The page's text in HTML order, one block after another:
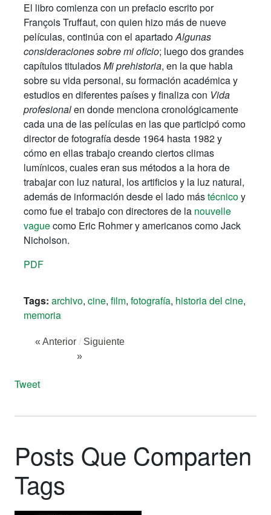
El libro comienza con un prefacio escrito por
François Truffaut, con quien hizo más de nueve
películas, continúa con el apartadoAlgunas
consideraciones sobre mi oficio; luego dos grandes
capítulos tituladosMi prehistoria, en la que habla
sobre su vida personal, su formación académica y
estudios en diferentes países y finaliza con Vida
profesionalen donde menciona cronológicamente
cada una de las películas en las que participó como
director de fotografía desde 1964 hasta 1982 y
cómo en ellas trabajo creando ciertos climas
lumínicos, cuales eran sus métodos a la hora de
trabajar con luz natural, los artificios y la luz natural,
además de información desde el lado mástécnicoy
como fue el trabajo con directores de la nouvelle
vaguecomo Eric Rohmer y americanos como Jack
Nicholson.
PDF
Tags: archivo, cine, film, fotografía, historia del cine,
memoria
« Anterior / Siguiente
»
Tweet
Posts Que Comparten
Tags